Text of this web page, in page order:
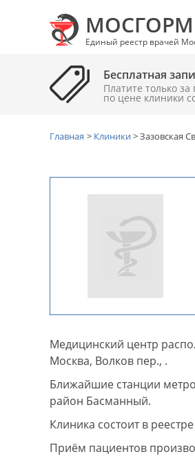
Единый реестр врачей
Бесплатная
Платите только
по цене клиники
Главная > Клиники>Зазовская
Медицинский центр
Москва, Волков пер., .
Ближайшие станции
район Басманный.
Клиника состоит в
Приём пациентов